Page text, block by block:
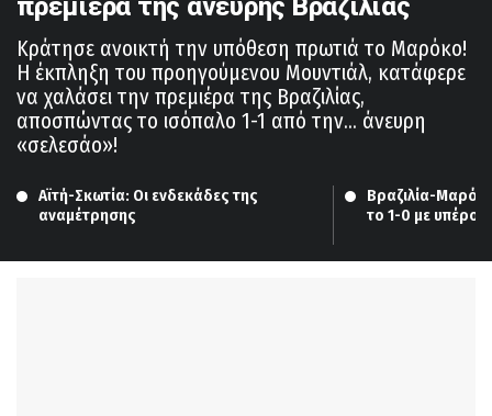
πρεμιέρα της άνευρης Βραζιλίας
Κράτησε ανοικτή την υπόθεση πρωτιά το Μαρόκο!
Η έκπληξη του προηγούμενου Μουντιάλ, κατάφερε
να χαλάσει την πρεμιέρα της Βραζιλίας,
αποσπώντας το ισόπαλο 1-1 από την... άνευρη
«σελεσάο»!
Αϊτή-Σκωτία: Οι ενδεκάδες της
αναμέτρησης
Βραζιλία-
το 1-0 με